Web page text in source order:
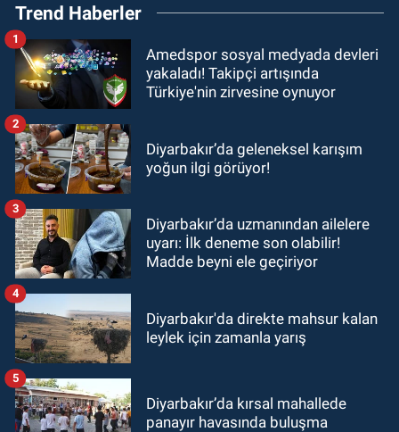
Trend Haberler
Amedspor sosyal medyada devleri
yakaladı! Takipçi artışında
Türkiye'nin zirvesine oynuyor
1
Diyarbakır’da geleneksel karışım
yoğun ilgi görüyor!
2
Diyarbakır’da uzmanından ailelere
uyarı: İlk deneme son olabilir!
Madde beyni ele geçiriyor
3
Diyarbakır'da direkte mahsur kalan
leylek için zamanla yarış
4
Diyarbakır’da kırsal mahallede
panayır havasında buluşma
5